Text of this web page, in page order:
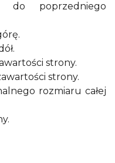
do poprzedniego
strony.
strony.
rozmiaru całej